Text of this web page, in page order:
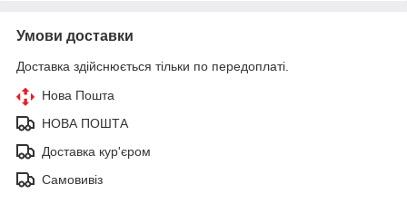
Умови доставки
Доставка здійснюється тільки по передоплаті.
Нова Пошта
НОВА ПОШТА
Доставка кур'єром
Самовивіз